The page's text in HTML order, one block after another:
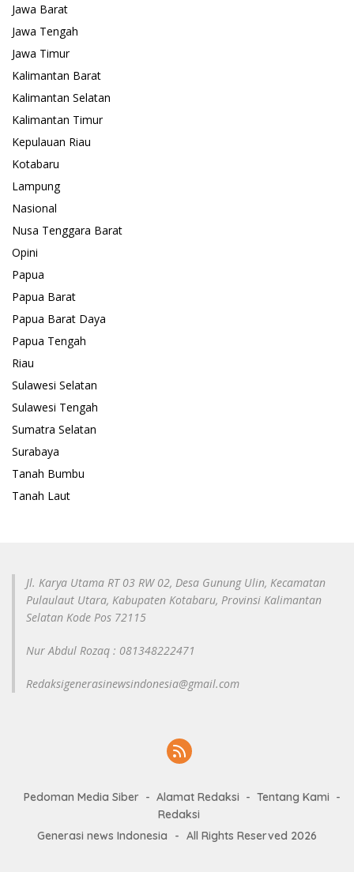
Jawa Barat
Jawa Tengah
Jawa Timur
Kalimantan Barat
Kalimantan Selatan
Kalimantan Timur
Kepulauan Riau
Kotabaru
Lampung
Nasional
Nusa Tenggara Barat
Opini
Papua
Papua Barat
Papua Barat Daya
Papua Tengah
Riau
Sulawesi Selatan
Sulawesi Tengah
Sumatra Selatan
Surabaya
Tanah Bumbu
Tanah Laut
Jl. Karya Utama RT 03 RW 02, Desa Gunung Ulin, Kecamatan
Pulaulaut Utara, Kabupaten Kotabaru, Provinsi Kalimantan
Selatan Kode Pos 72115
Nur Abdul Rozaq : 081348222471
Redaksigenerasinewsindonesia@gmail.com
Pedoman Media Siber Alamat Redaksi
Tentang Kami
Redaksi
Generasi news Indonesia
- All Rights Reserved 2026